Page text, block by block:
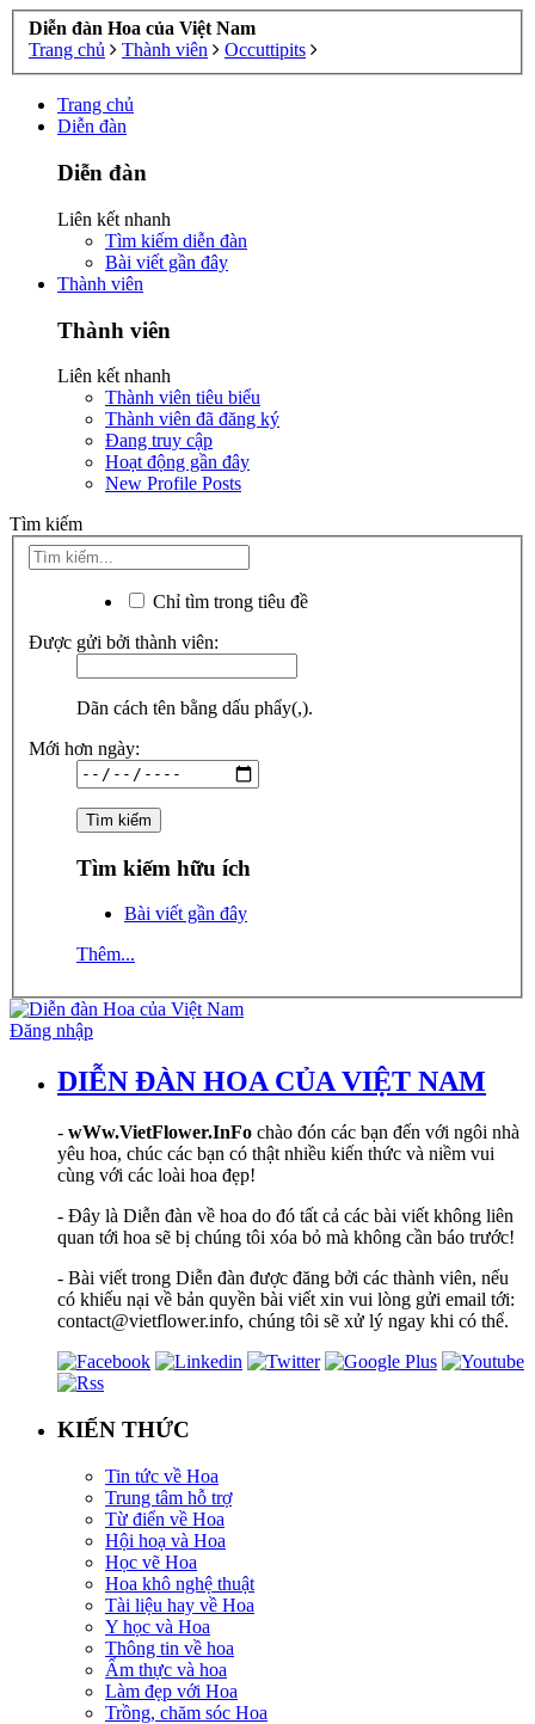
Diễn đàn Hoa của Việt Nam
Trang chủ
Thành viên Occuttipits
Trang chủ
Diễn đàn
Diễn đàn
Liên kết nhanh
Tìm kiếm diễn đàn
Bài viết gần đây
Thành viên
Thành viên
Liên kết nhanh
Thành viên tiêu biểu
Thành viên đã đăng ký
Đang truy cập
Hoạt động gần đây
New Profile Posts
Tìm kiếm
Chỉ tìm trong tiêu đề
Được gửi bởi thành viên:
Dãn cách tên bằng dấu phẩy(,).
Mới hơn ngày:
Tìm kiếm hữu ích
Bài viết gần đây
Thêm...
Đăng nhập
DIỄN ĐÀN HOA CỦA VIỆT NAM
- wWw.VietFlower.InFo chào đón các bạn đến với ngôi nhà
yêu hoa, chúc các bạn có thật nhiều kiến thức và niềm vui
cùng với các loài hoa đẹp!
- Đây là Diễn đàn về hoa do đó tất cả các bài viết không liên
quan tới hoa sẽ bị chúng tôi xóa bỏ mà không cần báo trước!
- Bài viết trong Diễn đàn được đăng bởi các thành viên, nếu
có khiếu nại về bản quyền bài viết xin vui lòng gửi email tới:
contact@vietflower.info, chúng tôi sẽ xử lý ngay khi có thể.
KIẾN THỨC
Tin tức về Hoa
Trung tâm hỗ trợ
Từ điển về Hoa
Hội hoạ và Hoa
Học vẽ Hoa
Hoa khô nghệ thuật
Tài liệu hay về Hoa
Y học và Hoa
Thông tin về hoa
Ẩm thực và hoa
Làm đẹp với Hoa
Trồng, chăm sóc Hoa